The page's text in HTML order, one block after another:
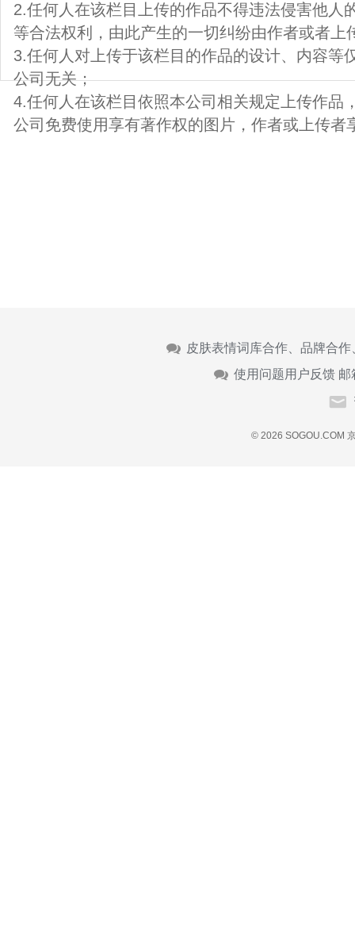
2.任何人在该栏目上传的作品不得违法侵害他人
等合法权利，由此产生的一切纠纷由作者或者上
3.任何人对上传于该栏目的作品的设计、内容等
公司无关；
4.任何人在该栏目依照本公司相关规定上传作品
公司免费使用享有著作权的图片，作者或上传者
皮肤表情词库合作、品牌合
使用问题用户反馈 邮
© 2026 SOGOU.COM